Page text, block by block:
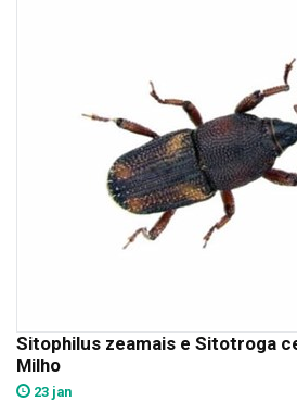
Sitophilus zeamais e Sitotroga
Milho
23 jan